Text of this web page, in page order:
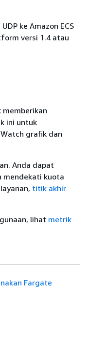
ke Amazon ECS
versi 1.4 atau
ini untuk
grafik dan
Anda dapat
mendekati kuota
titik akhir
lihat metrik
Fargate